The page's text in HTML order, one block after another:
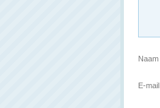
Naam
E-mail